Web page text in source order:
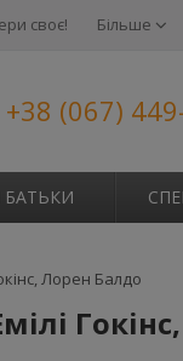
своє! Більше
+38 (067)
БАТЬКИ
Лорен Балдо